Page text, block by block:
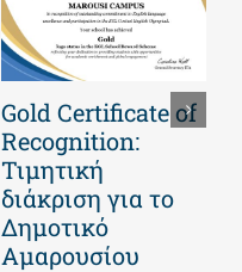
Gold Certificate of
Recognition:
Τιμητική
διάκριση για το
Δημοτικό
Αμαρουσίου